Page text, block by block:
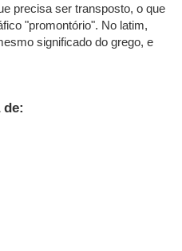
precisa ser transposto, o que
"promontório". No latim,
significado do grego, e
de: